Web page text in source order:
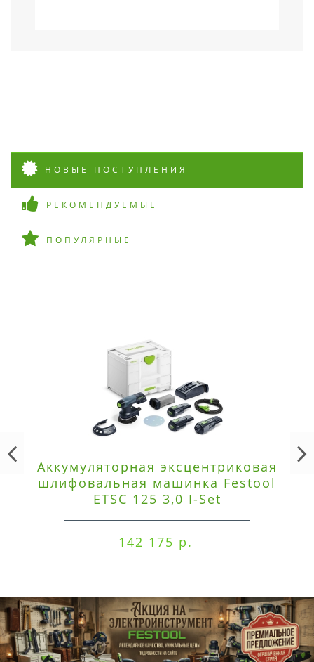
НОВЫЕ ПОСТУПЛЕНИЯ
РЕКОМЕНДУЕМЫЕ
ПОПУЛЯРНЫЕ
Аккумуляторная эксцентриковая
шлифовальная машинка Festool
ETSC 125 3,0 I-Set
142 175 р.